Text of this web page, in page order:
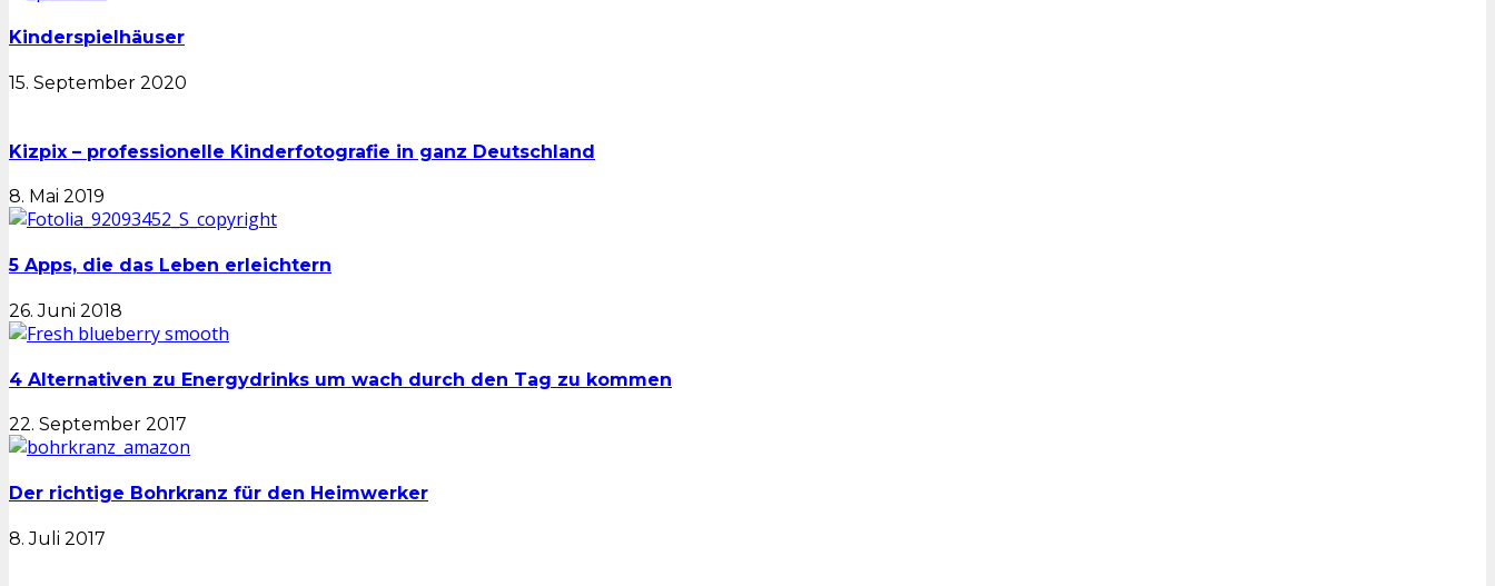
Kinderspielhäuser
15. September 2020
Kizpix – professionelle Kinderfotografie in ganz Deutschland
8. Mai 2019
5 Apps, die das Leben erleichtern
26. Juni 2018
4 Alternativen zu Energydrinks um wach durch den Tag zu kommen
22. September 2017
Der richtige Bohrkranz für den Heimwerker
8. Juli 2017